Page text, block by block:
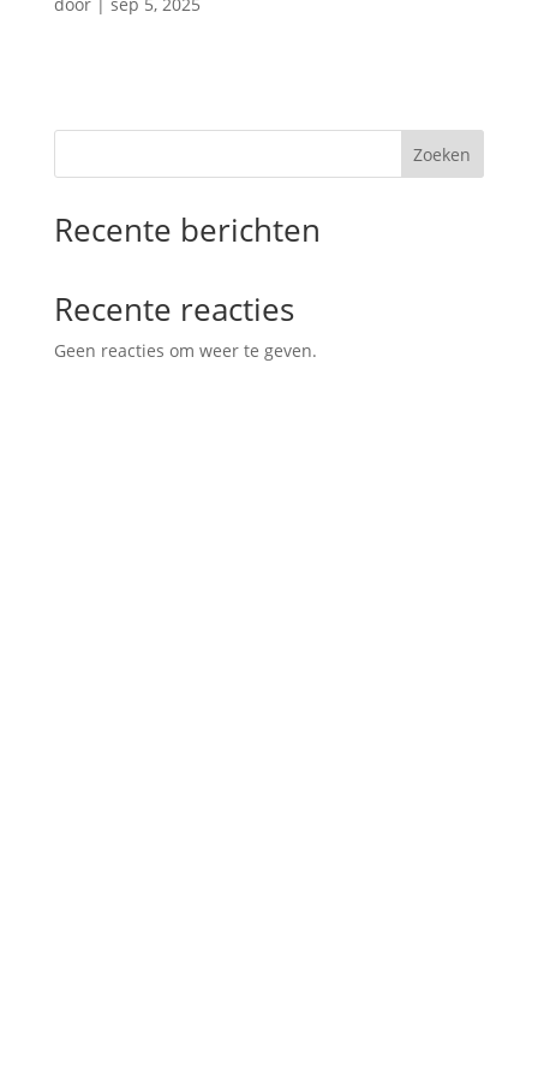
Zoeken
Recente berichten
Recente reacties
Geen reacties om weer te geven.